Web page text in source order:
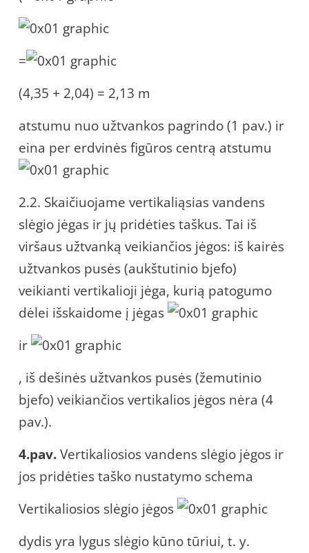
=
(4,35 + 2,04) = 2,13 m
atstumu nuo užtvankos pagrindo (1 pav.) ir
eina per erdvinės figūros centrą atstumu
2.2. Skaičiuojame vertikaliąsias vandens
slėgio jėgas ir jų pridėties taškus. Tai iš
viršaus užtvanką veikiančios jėgos: iš kairės
užtvankos pusės (aukštutinio bjefo)
veikianti vertikalioji jėga, kurią patogumo
dėlei išskaidome į jėgas
ir
, iš dešinės užtvankos pusės (žemutinio
bjefo) veikiančios vertikalios jėgos nėra (4
pav.).
4.pav.Vertikaliosios vandens slėgio jėgos ir
jos pridėties taško nustatymo schema
Vertikaliosios slėgio jėgos
dydis yra lygus slėgio kūno tūriui, t. y.